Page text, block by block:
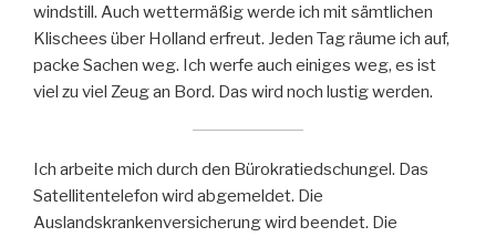
windstill. Auch wettermäßig werde ich mit sämtlichen
Klischees über Holland erfreut. Jeden Tag räume ich auf,
packe Sachen weg. Ich werfe auch einiges weg, es ist
viel zu viel Zeug an Bord. Das wird noch lustig werden.
Ich arbeite mich durch den Bürokratiedschungel. Das
Satellitentelefon wird abgemeldet. Die
Auslandskrankenversicherung wird beendet. Die